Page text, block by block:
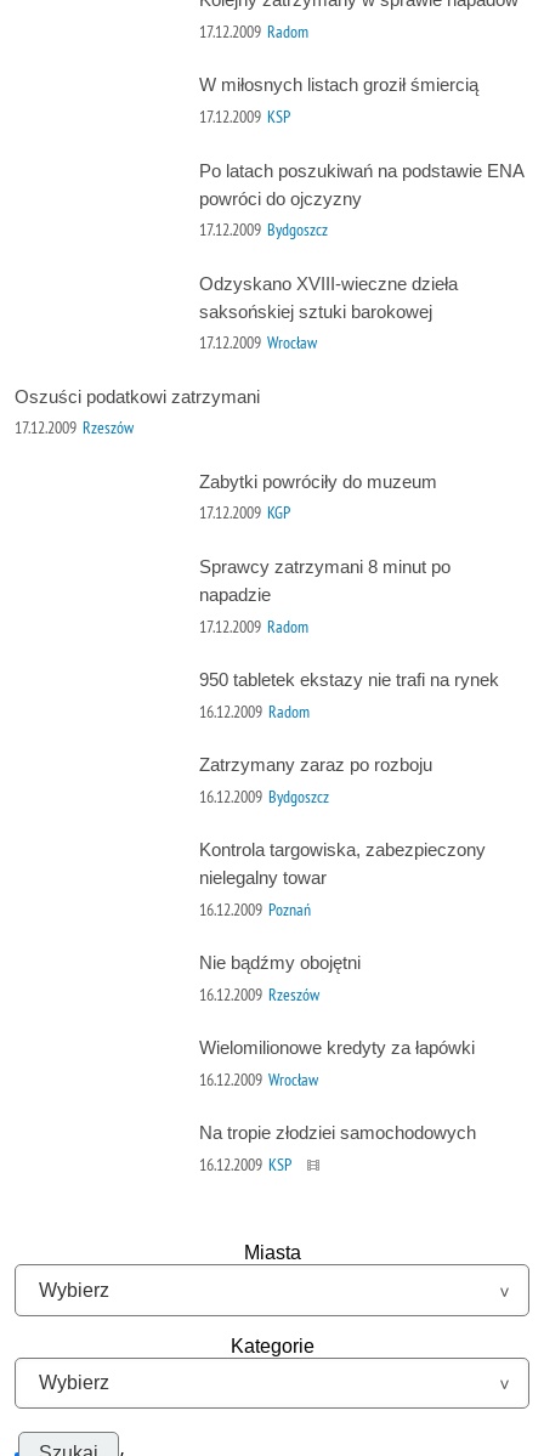
17.12.2009 Radom
W miłosnych listach groził śmiercią
17.12.2009 KSP
Po latach poszukiwań na podstawie ENA
powróci do ojczyzny
17.12.2009 Bydgoszcz
Odzyskano XVIII-wieczne dzieła
saksońskiej sztuki barokowej
17.12.2009 Wrocław
Oszuści podatkowi zatrzymani
17.12.2009 Rzeszów
Zabytki powróciły do muzeum
17.12.2009 KGP
Sprawcy zatrzymani 8 minut po
napadzie
17.12.2009 Radom
950 tabletek ekstazy nie trafi na rynek
16.12.2009 Radom
Zatrzymany zaraz po rozboju
16.12.2009 Bydgoszcz
Kontrola targowiska, zabezpieczony
nielegalny towar
16.12.2009 Poznań
Nie bądźmy obojętni
16.12.2009 Rzeszów
Wielomilionowe kredyty za łapówki
16.12.2009 Wrocław
Na tropie złodziei samochodowych
16.12.2009 KSP
Miasta
Kategorie